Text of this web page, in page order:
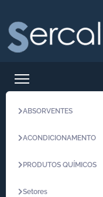
ABSORVENTES
ACONDICIONAMENTO
PRODUTOS QUÍMICOS
Setores